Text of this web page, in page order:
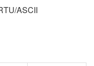
ASCII